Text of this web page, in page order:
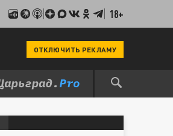
18+
ОТКЛЮЧИТЬ РЕКЛАМУ